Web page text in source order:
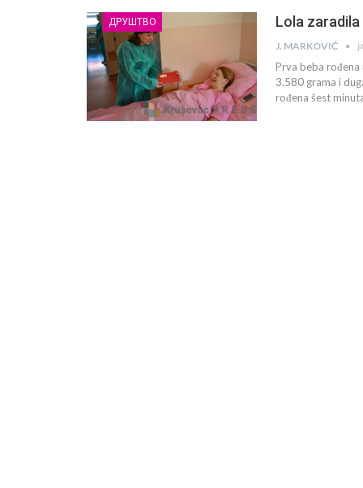
ДРУШТВО Lola
J. MARKOVIĆ
Prva beba
3.580 grama i
rođena šest